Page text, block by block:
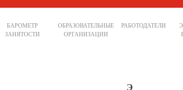
БАРОМЕТР
ЗАНЯТОСТИ
ОБРАЗОВАТЕЛЬНЫЕ
ОРГАНИЗАЦИИ
РАБОТОДАТЕЛИ
Э